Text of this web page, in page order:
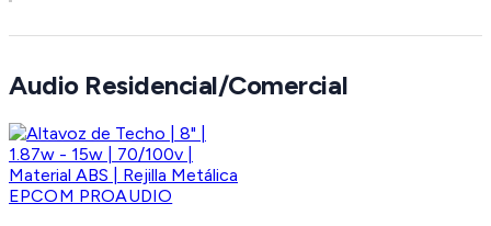
Audio Residencial/Comercial
EPCOM PROAUDIO